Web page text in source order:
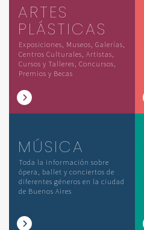
ARTES
PLÁSTICAS
Exposiciones, Museos, Galerías,
Centros Culturales, Artistas,
Cursos y Talleres, Concursos,
Premios y Becas
MÚSICA
Toda la información sobre
ópera, ballet y conciertos de
diferentes géneros en la ciudad
de Buenos Aires